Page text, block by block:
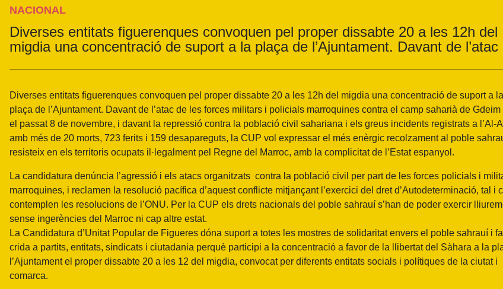
NACIONAL
Diverses entitats figuerenques convoquen pel proper dissabte 20 a les 12h del
migdia una concentració de suport a la plaça de l’Ajuntament. Davant de
Diverses entitats figuerenques convoquen pel proper dissabte 20 a les 12h del migdia una concentració de suport a la
plaça de l’Ajuntament. Davant de l’atac de les forces militars i policials marroquines contra el camp saharià de Gdeim
el passat 8 de novembre, i davant la repressió contra la població civil sahariana i els greus incidents registrats a l’Al-
amb més de 20 morts, 723 ferits i 159 desapareguts, la CUP vol expressar el més enèrgic recolzament al poble
resisteix en els territoris ocupats il·legalment pel Regne del Marroc, amb la complicitat de l’Estat espanyol.
La candidatura denúncia l’agressió i els atacs organitzats contra la població civil per part de les forces policials i
marroquines, i reclamen la resolució pacífica d’aquest conflicte mitjançant l’exercici del dret d’Autodeterminació, tal i
contemplen les resolucions de l’ONU. Per la CUP els drets nacionals del poble sahrauí s’han de poder exercir
sense ingerències del Marroc ni cap altre estat.
La Candidatura d’Unitat Popular de Figueres dóna suport a totes les mostres de solidaritat envers el poble sahrauí i
crida a partits, entitats, sindicats i ciutadania perquè participi a la concentració a favor de la llibertat del Sàhara a la
l’Ajuntament el proper dissabte 20 a les 12 del migdia, convocat per diferents entitats socials i polítiques de la ciutat i
comarca.